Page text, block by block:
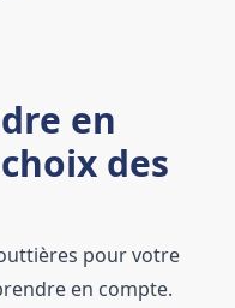
en
des
pour votre
en compte.